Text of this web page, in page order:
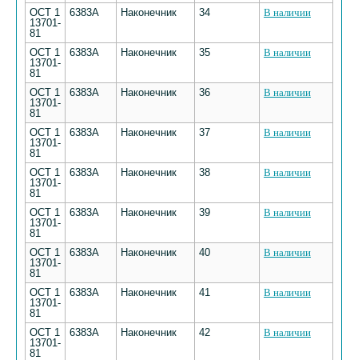
ОСТ 1
13701-
81
6383А Наконечник 34 В наличии
ОСТ 1
13701-
81
6383А Наконечник 35 В наличии
ОСТ 1
13701-
81
6383А Наконечник 36 В наличии
ОСТ 1
13701-
81
6383А Наконечник 37 В наличии
ОСТ 1
13701-
81
6383А Наконечник 38 В наличии
ОСТ 1
13701-
81
6383А Наконечник 39 В наличии
ОСТ 1
13701-
81
6383А Наконечник 40 В наличии
ОСТ 1
13701-
81
6383А Наконечник 41 В наличии
ОСТ 1
13701-
81
6383А Наконечник 42 В наличии